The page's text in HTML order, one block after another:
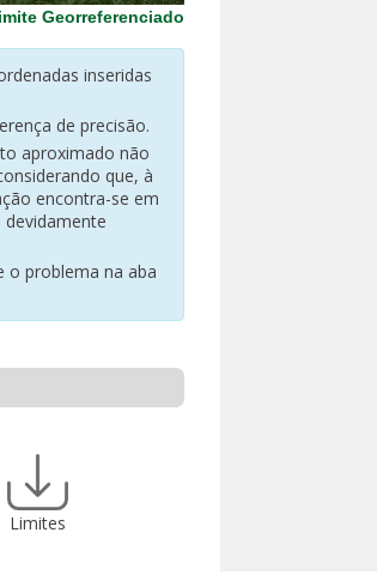
Georreferenciado
inseridas
de precisão.
aproximado não
que, à
encontra-se em
o problema na aba
Limites